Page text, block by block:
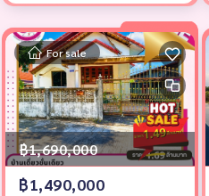
For sale
฿1,690,000
฿1,490,000